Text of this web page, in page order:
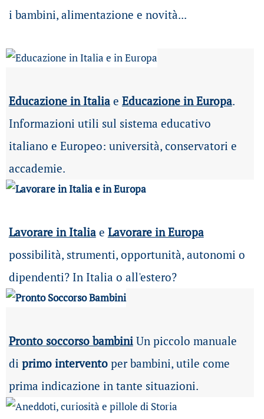
i bambini, alimentazione e novità...
Educazione in Italiae Educazione in Europa.
Informazioni utili sul sistema educativo
italiano e Europeo: università, conservatori e
accademie.
Lavorare in Italia e Lavorare in Europa
possibilità, strumenti, opportunità, autonomi o
dipendenti? In Italia o all'estero?
Pronto soccorso bambiniUn piccolo manuale
di primo interventoper bambini, utile come
prima indicazione in tante situazioni.